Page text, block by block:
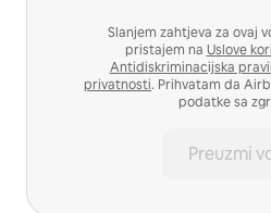
Slanjem zahtjeva za ovaj
pristajem na Uslove
Antidiskriminacijska
privatnosti. Prihvatam da
podatke sa
Preuzmi